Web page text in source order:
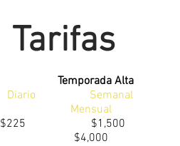
Tarifas
Temporada Alta
Diario Semanal
Mensual
$225 $1,500
$4,000